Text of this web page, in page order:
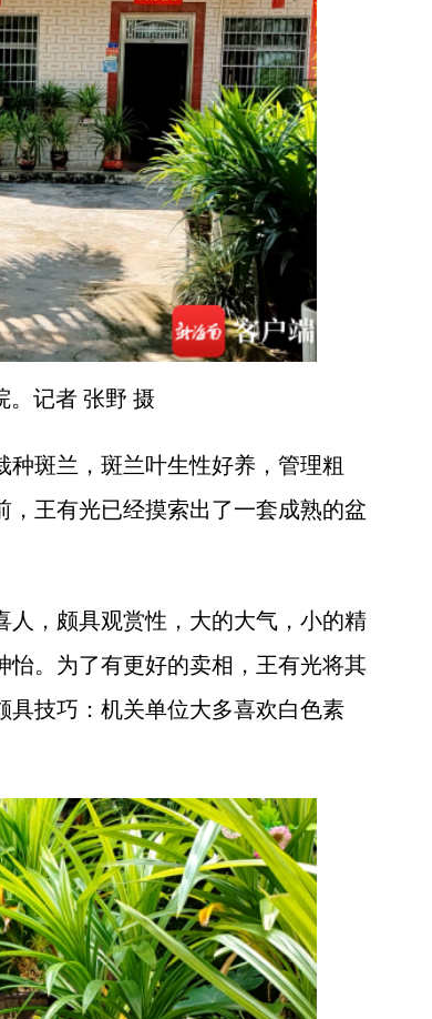
。记者 张野 摄
斑兰，斑兰叶生性好养，管理粗
王有光已经摸索出了一套成熟的盆
，颇具观赏性，大的大气，小的精
。为了有更好的卖相，王有光将其
具技巧：机关单位大多喜欢白色素